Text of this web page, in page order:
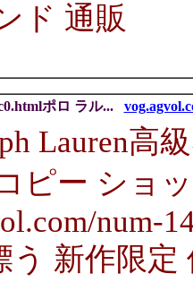
ド 通販
ポロ ラル...
Lauren高
ピー ショ
num-
う 新作限